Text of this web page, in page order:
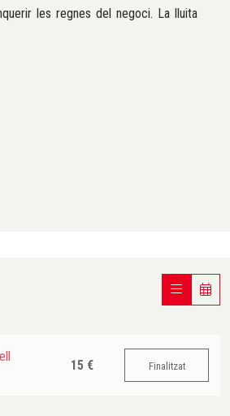
les regnes del negoci. La lluita
15 € Finalitzat